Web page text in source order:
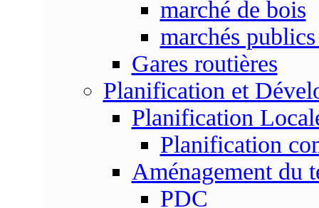
marché de bois
marchés
Gares routières
Planification et
Planification
Planification
Aménagement du
PDC